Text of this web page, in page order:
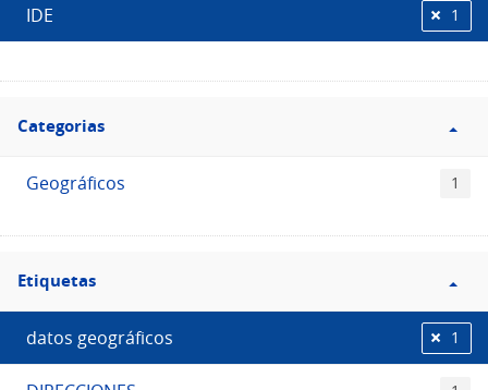
IDE 1
Filtro
Categorias
Categorias
Geográficos 1
Filtro
Etiquetas
Etiquetas
datos geográficos 1